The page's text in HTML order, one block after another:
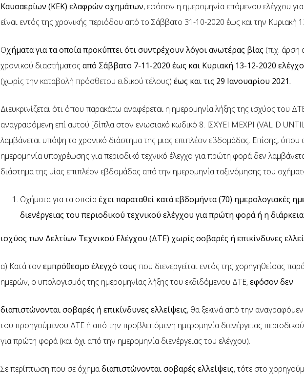
Καυσαερίων (ΚΕΚ) ελαφρών οχημάτων, εφόσον η ημερομηνία επόμενου ελέγχου
είναι εντός της χρονικής περιόδου από το Σάββατο 31-10-2020 έως και την Κυριακή
Οχήματα για τα οποία προκύπτει ότι συντρέχουν λόγοι ανωτέρας βίας (π.χ. άρση
χρονικού διαστήματος από Σάββατο 7-11-2020 έως και Κυριακή 13-12-2020
(χωρίς την καταβολή πρόσθετου ειδικού τέλους) έως και τις 29 Ιανουαρίου 2021.
Διευκρινίζεται ότι όπου παρακάτω αναφέρεται η ημερομηνία λήξης της ισχύος του
αναγραφόμενη επί αυτού [δίπλα στον ενωσιακό κωδικό 8. ΙΣΧΥΕΙ ΜΕΧΡΙ (VALID
λαμβάνεται υπόψη το χρονικό διάστημα της μιας επιπλέον εβδομάδας. Επίσης, όπου
ημερομηνία υποχρέωσης για περιοδικό τεχνικό έλεγχο για πρώτη φορά δεν
διάστημα της μίας επιπλέον εβδομάδας από την ημερομηνία ταξινόμησης του
Οχήματα για τα οποίαέχει παραταθεί κατά εβδομήντα (70) ημερολογιακές
διενέργειας του περιοδικού τεχνικού ελέγχου για πρώτη φορά ή η διάρκεια
ισχύος των Δελτίων Τεχνικού Ελέγχου (ΔΤΕ) χωρίς σοβαρές ή επικίνδυνες
α) Κατά τον εμπρόθεσμο έλεγχό τους που διενεργείται εντός της χορηγηθείσας
ημερών, ο υπολογισμός της ημερομηνίας λήξης του εκδιδόμενου ΔΤΕ,εφόσον δεν
διαπιστώνονται σοβαρές ή επικίνδυνες ελλείψεις, θα ξεκινά από την
του προηγούμενου ΔΤΕ ή από την προβλεπόμενη ημερομηνία διενέργειας περιοδικού
για πρώτη φορά (και όχι από την ημερομηνία διενέργειας του ελέγχου).
Σε περίπτωση που σε όχημαδιαπιστώνονται σοβαρές ελλείψεις, τότε στο